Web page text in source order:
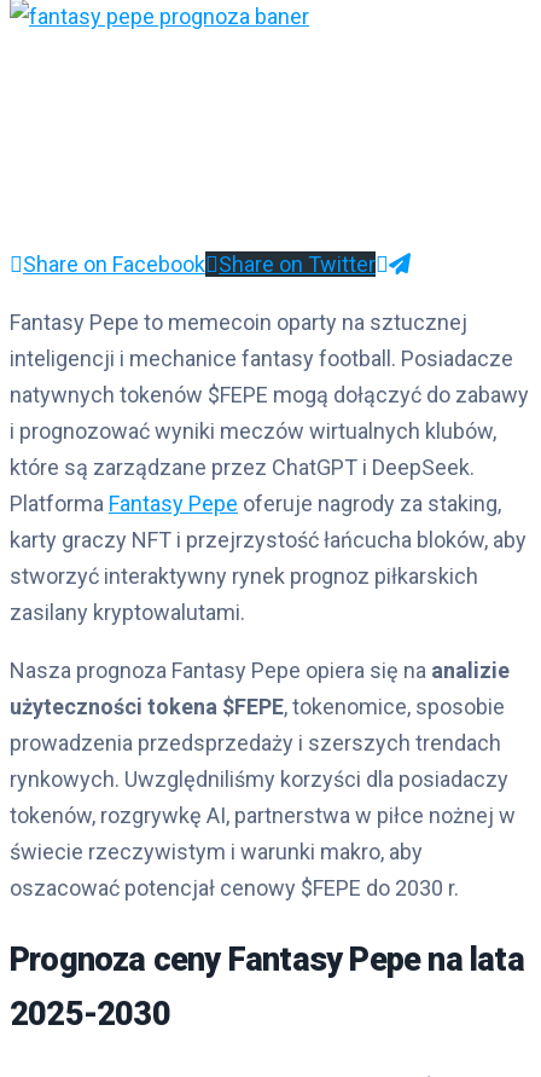
Share on Facebook Share on Twitter
Fantasy Pepe to memecoin oparty na sztucznej
inteligencji i mechanice fantasy football. Posiadacze
natywnych tokenów $FEPE mogą dołączyć do zabawy
i prognozować wyniki meczów wirtualnych klubów,
które są zarządzane przez ChatGPT i DeepSeek.
Platforma Fantasy Pepe oferuje nagrody za staking,
karty graczy NFT i przejrzystość łańcucha bloków, aby
stworzyć interaktywny rynek prognoz piłkarskich
zasilany kryptowalutami.
Nasza prognoza Fantasy Pepe opiera się na analizie
użyteczności tokena $FEPE, tokenomice, sposobie
prowadzenia przedsprzedaży i szerszych trendach
rynkowych. Uwzględniliśmy korzyści dla posiadaczy
tokenów, rozgrywkę AI, partnerstwa w piłce nożnej w
świecie rzeczywistym i warunki makro, aby
oszacować potencjał cenowy $FEPE do 2030 r.
Prognoza ceny Fantasy Pepe na lata
2025-2030